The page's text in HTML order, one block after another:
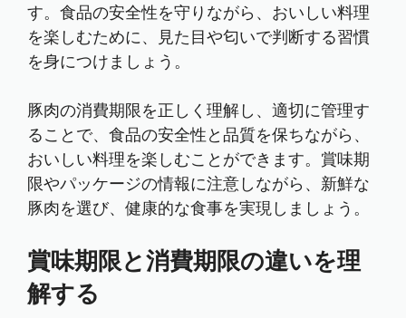
す。食品の安全性を守りながら、おいしい料理
を楽しむために、見た目や匂いで判断する習慣
を身につけましょう。
豚肉の消費期限を正しく理解し、適切に管理す
ることで、食品の安全性と品質を保ちながら、
おいしい料理を楽しむことができます。賞味期
限やパッケージの情報に注意しながら、新鮮な
豚肉を選び、健康的な食事を実現しましょう。
賞味期限と消費期限の違いを理
解する